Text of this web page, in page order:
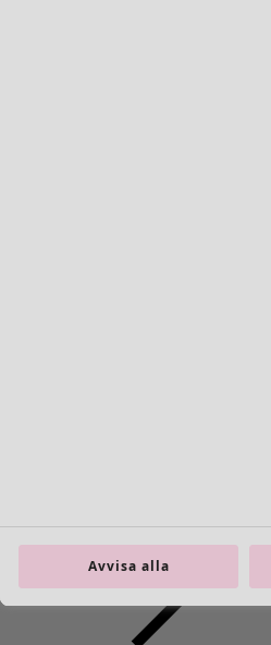
Avvisa alla